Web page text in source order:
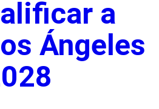
a
Ángeles